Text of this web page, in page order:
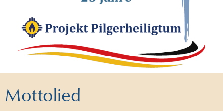
Mottolied